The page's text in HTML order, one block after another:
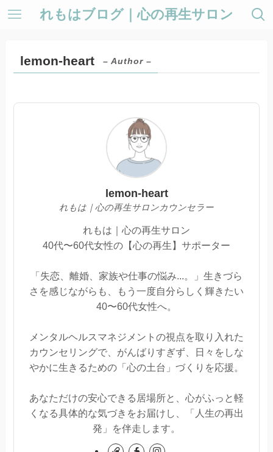
れもはブログ｜心の再生サロン
lemon-heart – Author –
lemon-heart
れもは｜心の再生サロンカウンセラー
れもは｜心の再生サロン
40代〜60代女性の【心の再生】サポーター
「失恋、離婚、家族や仕事の悩み...。」生きづら
さを感じながらも、もう一度自分らしく輝きたい
40〜60代女性へ。
メンタルヘルスマネジメントの視点を取り入れた
カウンセリングで、がんばりすぎず、日々をしな
やかに生きるための「心の土台」づくりを応援。
あなただけの安心できる居場所と、心がふっと軽
くなる具体的な気づきをお届けし、「人生の再出
発」を伴走します。